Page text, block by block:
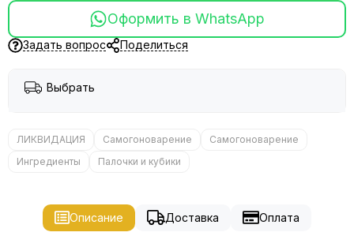
Оформить в WhatsApp
Задать вопрос Поделиться
Выбрать
ЛИКВИДАЦИЯ Самогоноварение
Самогоноварение
Ингредиенты
Палочки и кубики
Описание Доставка Оплата